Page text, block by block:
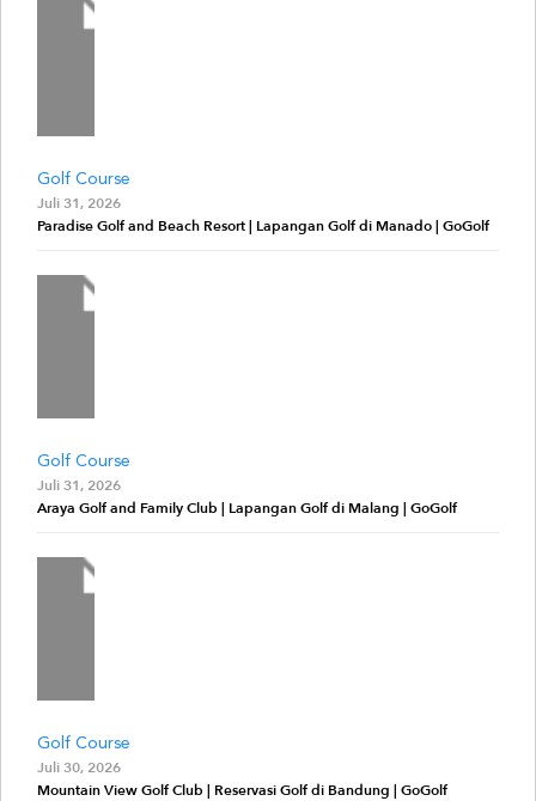
Golf Course
Juli 31, 2026
Paradise Golf and Beach Resort | Lapangan Golf di Manado | GoGolf
Golf Course
Juli 31, 2026
Araya Golf and Family Club | Lapangan Golf di Malang | GoGolf
Golf Course
Juli 30, 2026
Mountain View Golf Club | Reservasi Golf di Bandung | GoGolf